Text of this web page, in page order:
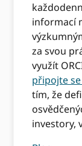
informací
za svou
využít
připojte
tím, že
investory,